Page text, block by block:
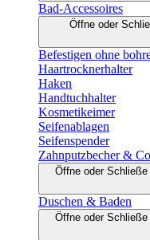
Bad-Accessoires
Öffne oder
Befestigen ohne
Haartrocknerhalter
Haken
Handtuchhalter
Kosmetikeimer
Seifenablagen
Seifenspender
Zahnputzbecher &
Öffne oder
Duschen & Baden
Öffne oder